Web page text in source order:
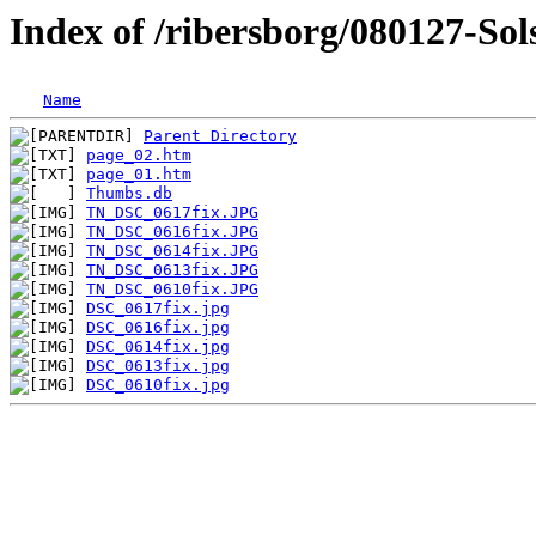
Index of /ribersborg/080127-
Name
Parent Directory
page_02.htm
page_01.htm
Thumbs.db
TN_DSC_0617fix.JPG
TN_DSC_0616fix.JPG
TN_DSC_0614fix.JPG
TN_DSC_0613fix.JPG
TN_DSC_0610fix.JPG
DSC_0617fix.jpg
DSC_0616fix.jpg
DSC_0614fix.jpg
DSC_0613fix.jpg
DSC_0610fix.jpg